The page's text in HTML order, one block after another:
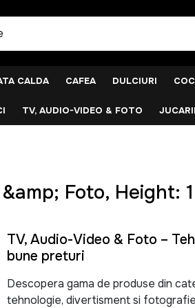
CALDA CAFEA DULCIURI
TV, AUDIO-VIDEO & FOTO JUCARII
Foto, Height:
TV, Audio-Video & Foto –
bune preturi
Descopera gama de produse din
tehnologie, divertisment si